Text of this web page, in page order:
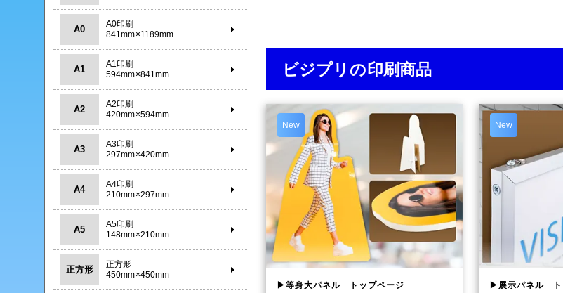
ビジプリの印刷商品
New
▶等身大パネル トップページ
New
▶展示パネル ト
A0
A0印刷
841mm×1189mm
A1
A1印刷
594mm×841mm
A2
A2印刷
420mm×594mm
A3
A3印刷
297mm×420mm
A4
A4印刷
210mm×297mm
A5
A5印刷
148mm×210mm
正方形
正方形
450mm×450mm